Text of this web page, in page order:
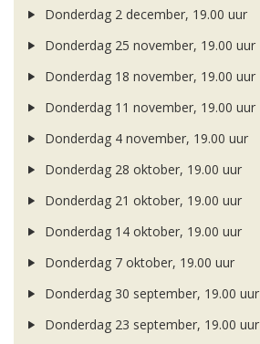
Donderdag 2 december, 19.00 uur
Donderdag 25 november, 19.00 uur
Donderdag 18 november, 19.00 uur
Donderdag 11 november, 19.00 uur
Donderdag 4 november, 19.00 uur
Donderdag 28 oktober, 19.00 uur
Donderdag 21 oktober, 19.00 uur
Donderdag 14 oktober, 19.00 uur
Donderdag 7 oktober, 19.00 uur
Donderdag 30 september, 19.00 uur
Donderdag 23 september, 19.00 uur